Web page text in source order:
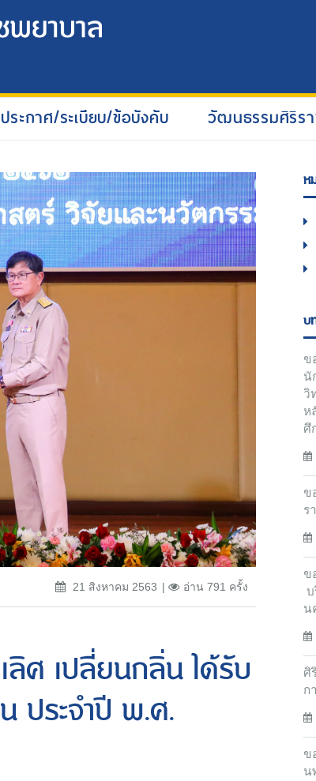
ประกาศ/ระเบียบ/ข้อบังคับ วัฒนธรรมศิริร
21 สิงหาคม 2563 อ่าน 791 ครั้ง
ศ เปลี่ยนกลิ่น ได้รับ
ประจำปี พ.ศ.
ห
บ
ข
นั
วิ
ห
ศึ
ข
ร
ข
บ
น
ศิ
ก
ข
น